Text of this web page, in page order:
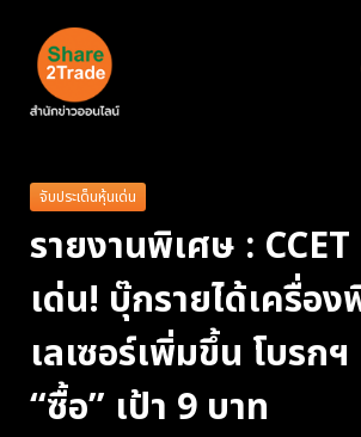
จับประเด็นหุ้นเด่น
รายงานพิเศษ :
เด่น! บุ๊กรายได้เครื่อ
เลเซอร์เพิ่มขึ้น โบรกฯ
“ซื้อ” เป้า 9 บาท